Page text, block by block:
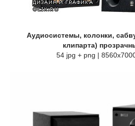
Аудиосистемы, колонки,
клипарта)
54 jpg + png |